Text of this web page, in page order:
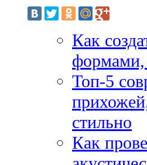
Как
Топ-5
стильно
Как